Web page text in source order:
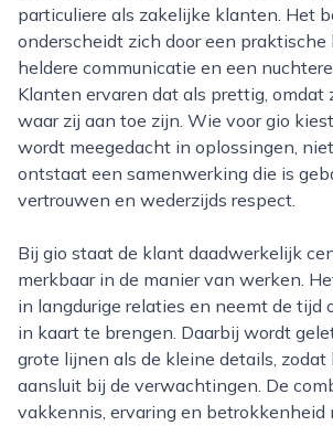
particuliere als zakelijke klanten. Het
onderscheidt zich door een praktische
heldere communicatie en een
Klanten ervaren dat als prettig, omdat
waar zij aan toe zijn. Wie voor gio
wordt meegedacht in oplossingen,
ontstaat een samenwerking die is
vertrouwen en wederzijds respect.
Bij gio staat de klant daadwerkelijk centraal en dat is
merkbaar in de manier van werken.
in langdurige relaties en neemt de tijd
in kaart te brengen. Daarbij wordt
grote lijnen als de kleine details,
aansluit bij de verwachtingen. De
vakkennis, ervaring en betrokkenheid